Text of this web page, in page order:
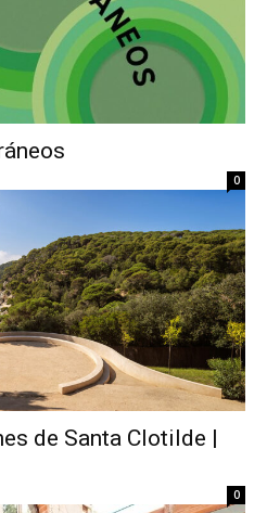
0
de Santa Clotilde |
0